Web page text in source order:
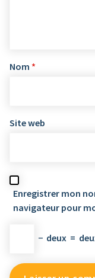
Nom *
Site web
Enregistrer mon
navigateur pour
− deux =